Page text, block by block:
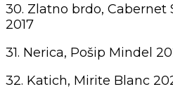
30. Zlatno brdo, Cabernet
2017
31. Nerica, Pošip Mindel
32. Katich, Mirite Blanc